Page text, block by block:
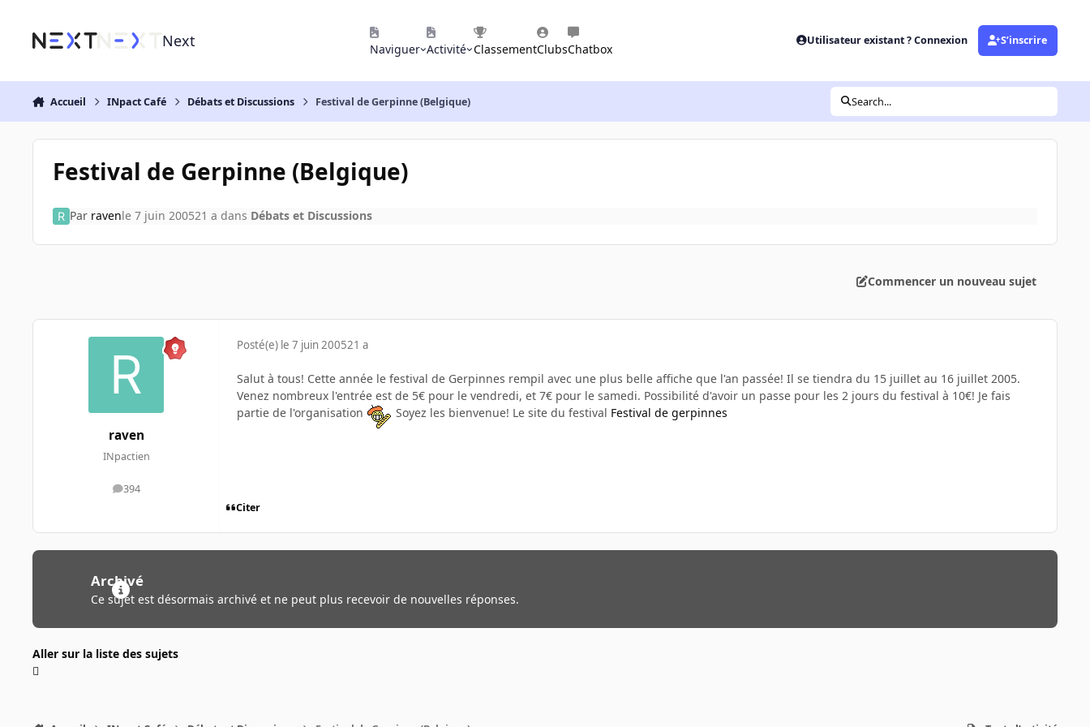
Next Naviguer Activité ClassementClubsChatbox
Utilisateur existant ? Connexion S’inscrire
Accueil INpact Café Débats et Discussions Festival de Gerpinne (Belgique) Search...
Festival de Gerpinne (Belgique)
Par ravenle 7 juin 200521 a dans Débats et Discussions
Commencer un nouveau sujet
raven
INpactien
394
messages
Posté(e) le 7 juin 200521 a
Salut à tous! Cette année le festival de Gerpinnes rempil avec une plus belle affiche que l'an passée! Il se tiendra du 15 juillet au 16 juillet 2005.
Venez nombreux l'entrée est de 5€ pour le vendredi, et 7€ pour le samedi. Possibilité d'avoir un passe pour les 2 jours du festival à 10€! Je fais
partie de l'organisation
Soyez les bienvenue! Le site du festival Festival de gerpinnes
Citer
Archivé
Ce sujet est désormais archivé et ne peut plus recevoir de nouvelles réponses.
Aller sur la liste des sujets